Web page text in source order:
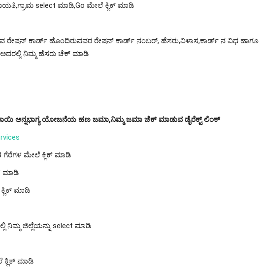
select ಮಾಡಿ,Go ಮೇಲೆ ಕ್ಲಿಕ್ ಮಾಡಿ
ರೇಷನ್ ಕಾರ್ಡ್ ಹೊಂದಿರುವವರ ರೇಷನ್ ಕಾರ್ಡ್ ನಂಬರ್, ಹೆಸರು,ವಿಳಾಸ,ಕಾರ್ಡ್ ನ ವಿಧ ಹಾಗೂ
ನಿಮ್ಮ ಹೆಸರು ಚೆಕ್ ಮಾಡಿ
ಅನ್ನಭಾಗ್ಯ ಯೋಜನೆಯ ಹಣ ಜಮಾ,ನಿಮ್ಮ ಜಮಾ ಚೆಕ್ ಮಾಡುವ ಡೈರೆಕ್ಟ್ ಲಿಂಕ್
ಗೆರೆಗಳ ಮೇಲೆ ಕ್ಲಿಕ್ ಮಾಡಿ
ಮಾಡಿ
ಮಾಡಿ
ನಿಮ್ಮ ಜಿಲ್ಲೆಯನ್ನು select ಮಾಡಿ
ಕ್ಲಿಕ್ ಮಾಡಿ